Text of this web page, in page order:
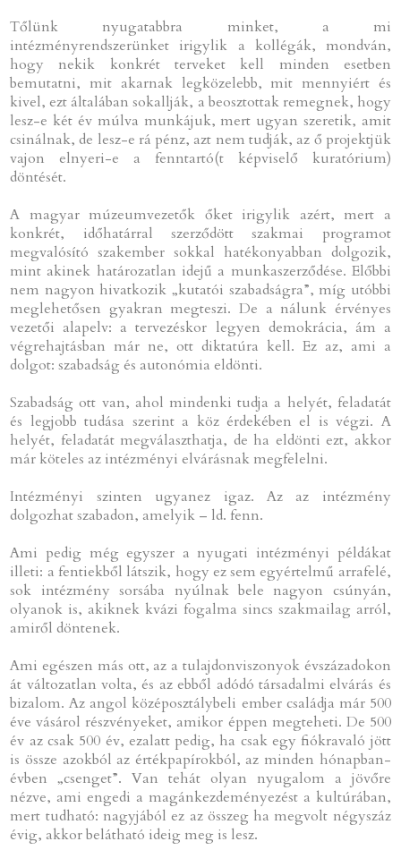
Tőlünk nyugatabbra minket, a mi
intézményrendszerünket irigylik a kollégák, mondván,
hogy nekik konkrét terveket kell minden esetben
bemutatni, mit akarnak legközelebb, mit mennyiért és
kivel, ezt általában sokallják, a beosztottak remegnek, hogy
lesz-e két év múlva munkájuk, mert ugyan szeretik, amit
csinálnak, de lesz-e rá pénz, azt nem tudják, az ő projektjük
vajon elnyeri-e a fenntartó(t képviselő kuratórium)
döntését.
A magyar múzeumvezetők őket irigylik azért, mert a
konkrét, időhatárral szerződött szakmai programot
megvalósító szakember sokkal hatékonyabban dolgozik,
mint akinek határozatlan idejű a munkaszerződése. Előbbi
nem nagyon hivatkozik „kutatói szabadságra”, míg utóbbi
meglehetősen gyakran megteszi. De a nálunk érvényes
vezetői alapelv: a tervezéskor legyen demokrácia, ám a
végrehajtásban már ne, ott diktatúra kell. Ez az, ami a
dolgot: szabadság és autonómia eldönti.
Szabadság ott van, ahol mindenki tudja a helyét, feladatát
és legjobb tudása szerint a köz érdekében el is végzi. A
helyét, feladatát megválaszthatja, de ha eldönti ezt, akkor
már köteles az intézményi elvárásnak megfelelni.
Intézményi szinten ugyanez igaz. Az az intézmény
dolgozhat szabadon, amelyik – ld. fenn.
Ami pedig még egyszer a nyugati intézményi példákat
illeti: a fentiekből látszik, hogy ez sem egyértelmű arrafelé,
sok intézmény sorsába nyúlnak bele nagyon csúnyán,
olyanok is, akiknek kvázi fogalma sincs szakmailag arról,
amiről döntenek.
Ami egészen más ott, az a tulajdonviszonyok évszázadokon
át változatlan volta, és az ebből adódó társadalmi elvárás és
bizalom. Az angol középosztálybeli ember családja már 500
éve vásárol részvényeket, amikor éppen megteheti. De 500
év az csak 500 év, ezalatt pedig, ha csak egy fiókravaló jött
is össze azokból az értékpapírokból, az minden hónapban-
évben „csenget”. Van tehát olyan nyugalom a jövőre
nézve, ami engedi a magánkezdeményezést a kultúrában,
mert tudható: nagyjából ez az összeg ha megvolt négyszáz
évig, akkor belátható ideig meg is lesz.